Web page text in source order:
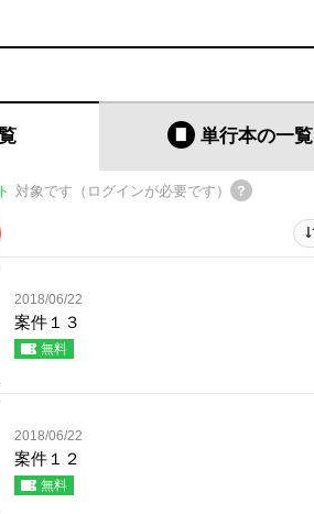
単行本の一覧
対象です（ログインが必要です）
2018/06/22
案件１３
無料
2018/06/22
案件１２
無料